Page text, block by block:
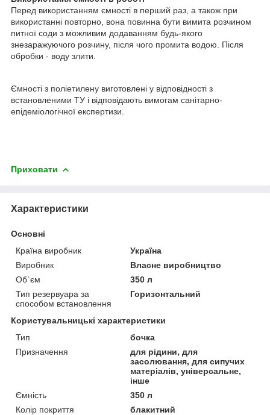
Перед використанням ємності в перший раз, а також при
використанні повторно, вона повинна бути вимита розчином
питної соди з можливим додаванням будь-якого
знезаражуючого розчину, після чого промита водою. Після
обробки - воду злити.
Ємності з поліетилену виготовлені у відповідності з
встановленими ТУ і відповідають вимогам санітарно-
епідеміологічної експертизи.
Приховати
Характеристики
Основні
Країна виробник
Україна
Виробник
Власне виробництво
Об`єм
350 л
Тип резервуара за
способом встановлення
Горизонтальний
Користувальницькі характеристики
Тип
бочка
Призначення
для рідини, для
засолювання, для сипучих
матеріалів, універсальне,
інше
Ємність
350 л
Колір покриття
блакитний